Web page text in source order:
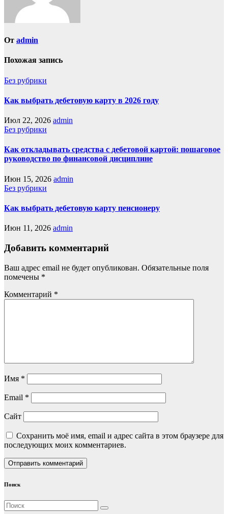
От admin
Похожая запись
Без рубрики
Как выбрать дебетовую карту в 2026 году
Июл 22, 2026 admin
Без рубрики
Как откладывать средства с дебетовой картой: пошаговое
руководство по финансовой дисциплине
Июн 15, 2026 admin
Без рубрики
Как выбрать дебетовую карту пенсионеру
Июн 11, 2026 admin
Добавить комментарий
Ваш адрес email не будет опубликован. Обязательные поля
помечены *
Комментарий *
Имя *
Email *
Сайт
Сохранить моё имя, email и адрес сайта в этом браузере для
последующих моих комментариев.
Поиск